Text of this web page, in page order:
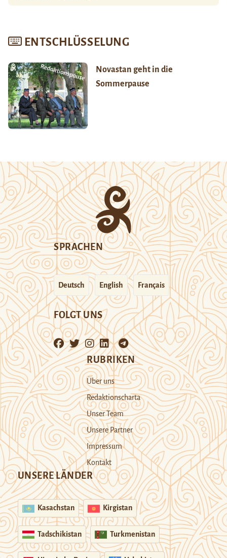
ENTSCHLÜSSELUNG
Novastan geht in die
Sommerpause
SPRACHEN
Deutsch English Français
FOLGT UNS
RUBRIKEN
Über uns
Redaktionscharta
Unser Team
Unsere Partner
Impressum
Kontakt
UNSERE LÄNDER
Kasachstan Kirgistan
Tadschikistan Turkmenistan